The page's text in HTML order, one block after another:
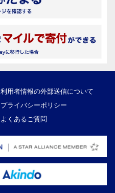
利用者情報の外部送信について
プライバシーポリシー
よくあるご質問